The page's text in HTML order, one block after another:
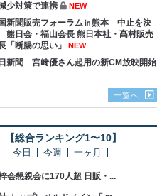
少対策で連携
NEW
新聞販売フォーラム㏌熊本 中止を決
熊日会・福山会長 熊日本社・髙村販売
「断腸の思い」
NEW
新聞 宮﨑優さん起用の新CM放映開始
一覧へ
【総合ランキング1〜10】
今日 今週 一ヶ月
会懇親会に170人超 日販・...